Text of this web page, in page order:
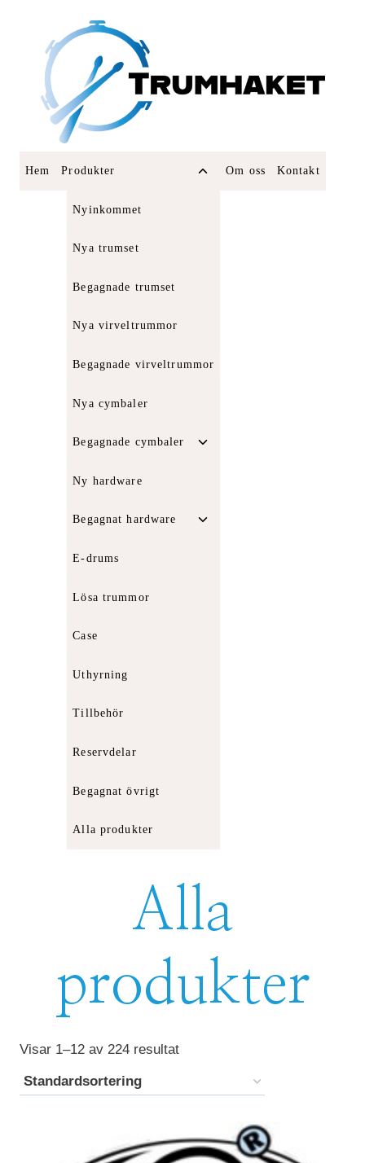
content
Hem Produkter
Toggle
Nyinkommet
Nya trumset
Begagnade trumset
Nya virveltrummor
Begagnade virveltrummor
Nya cymbaler
Begagnade cymbaler
Ny hardware
Begagnat hardware
E-drums
Lösa trummor
Case
Uthyrning
Tillbehör
Reservdelar
Begagnat övrigt
Alla produkter
Om oss Kontakt
Alla
produkter
Visar 1–12 av 224 resultat